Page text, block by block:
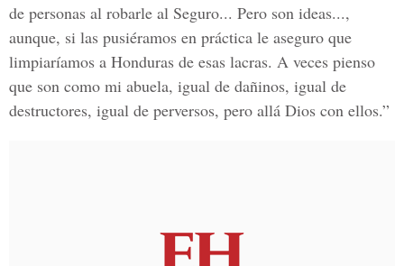
de personas al robarle al Seguro... Pero son ideas...,
aunque, si las pusiéramos en práctica le aseguro que
limpiaríamos a Honduras de esas lacras. A veces pienso
que son como mi abuela, igual de dañinos, igual de
destructores, igual de perversos, pero allá Dios con ellos.”